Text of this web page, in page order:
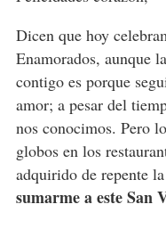
Dicen que hoy
Enamorados, aunque
contigo es porque
amor; a pesar del
nos conocimos. Pero
globos en los
adquirido de repente
sumarme a este San